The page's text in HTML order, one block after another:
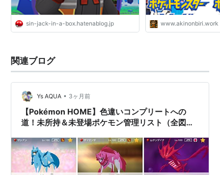
sin-jack-in-a-box.hatenablog.jp www.akinonbiri.work
関連ブログ
Ys AQUA • 3ヶ月前
【Pokémon HOME】色違いコンプリートへの
道！未所持＆未登場ポケモン管理リスト（全図鑑